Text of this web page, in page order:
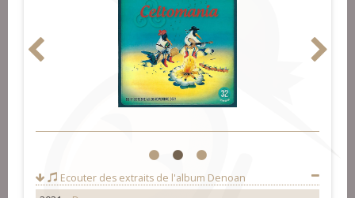
1 2 3
Ecouter des extraits de l'album Denoan